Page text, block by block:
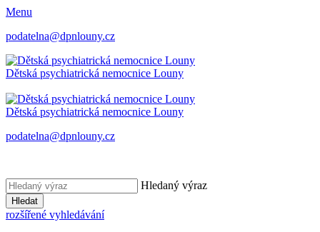
Menu
podatelna@dpnlouny.cz
Dětská psychiatrická nemocnice Louny
Dětská psychiatrická nemocnice Louny
podatelna@dpnlouny.cz
Hledaný výraz
Hledat
rozšířené vyhledávání